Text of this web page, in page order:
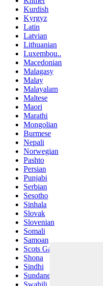
Kurdish
Kyrgyz
Latin
Latvian
Lithuanian
Luxembou..
Macedonian
Malagasy
Malay
Malayalam
Maltese
Maori
Marathi
Mongolian
Burmese
Nepali
Norwegian
Pashto
Persian
Punjabi
Serbian
Sesotho
Sinhala
Slovak
Slovenian
Somali
Samoan
Scots Gaelic
Shona
Sindhi
Sundanese